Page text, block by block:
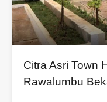
Citra Asri Town
Rawalumbu